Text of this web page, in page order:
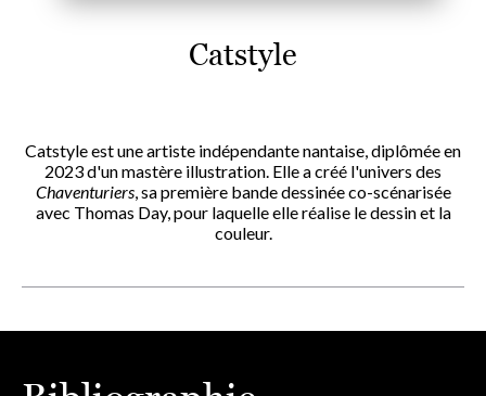
Catstyle
Catstyle est une artiste indépendante nantaise, diplômée en
2023 d'un mastère illustration. Elle a créé l'univers des
Chaventuriers, sa première bande dessinée co-scénarisée
avec Thomas Day, pour laquelle elle réalise le dessin et la
couleur.